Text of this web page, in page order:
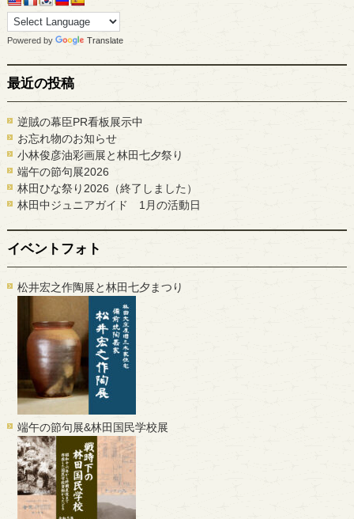
Powered by Translate
最近の投稿
逆賊の幕臣PR看板展示中
お忘れ物のお知らせ
小林俊彦油彩画展と林田七夕祭り
端午の節句展2026
林田ひな祭り2026（終了しました）
林田中ジュニアガイド 1月の活動日
イベントフォト
松井宏之作陶展と林田七夕まつり
端午の節句展&林田国民学校展